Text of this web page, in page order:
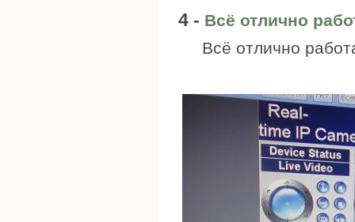
4 - Всё отлично
Всё отлично